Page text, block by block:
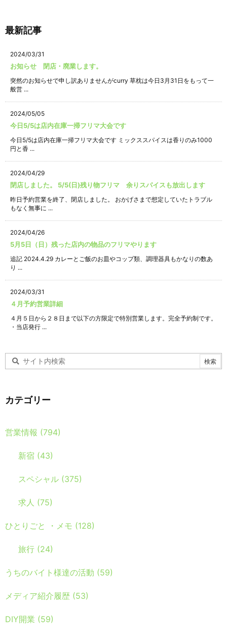
最新記事
2024/03/31
お知らせ 閉店・廃業します。
突然のお知らせで申し訳ありませんがcurry 草枕は今日3月31日をもって一
般営 ...
2024/05/05
今日5/5は店内在庫一掃フリマ大会です
今日5/5は店内在庫一掃フリマ大会です ミックススパイスは香りのみ1000
円と香 ...
2024/04/29
閉店しました。 5/5(日)残り物フリマ 余りスパイスも放出します
昨日予約営業を終了、閉店しました。 おかげさまで想定していたトラブル
もなく無事に ...
2024/04/26
5月5日（日）残った店内の物品のフリマやります
追記 2024.4.29 カレーとご飯のお皿やコップ類、調理器具もかなりの数あ
り ...
2024/03/31
４月予約営業詳細
４月５日から２８日まで以下の方限定で特別営業します。完全予約制です。
・当店発行 ...
カテゴリー
営業情報 (794)
新宿 (43)
スペシャル (375)
求人 (75)
ひとりごと ・メモ (128)
旅行 (24)
うちのバイト様達の活動 (59)
メディア紹介履歴 (53)
DIY開業 (59)